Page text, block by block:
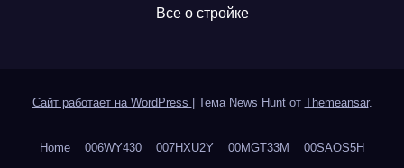
Все о стройке
Сайт работает на WordPress Тема News Hunt от Themeansar.
Home 006WY430 007HXU2Y 00MGT33M 00SAOS5H